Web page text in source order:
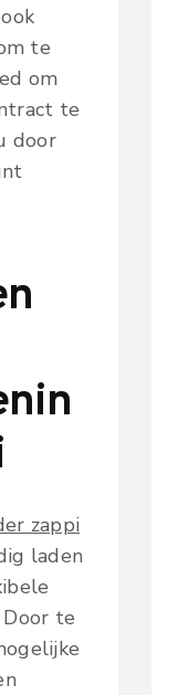
te
om
te
door
zappi
laden
te